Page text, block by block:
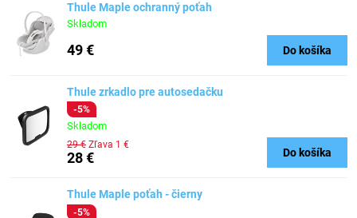
Thule Maple ochranný poťah
Skladom
49 € Do košíka
Thule zrkadlo pre autosedačku
-5%
Skladom
28 €
29 € Zľava 1 €
Do košíka
Thule Maple poťah - čierny
-5%